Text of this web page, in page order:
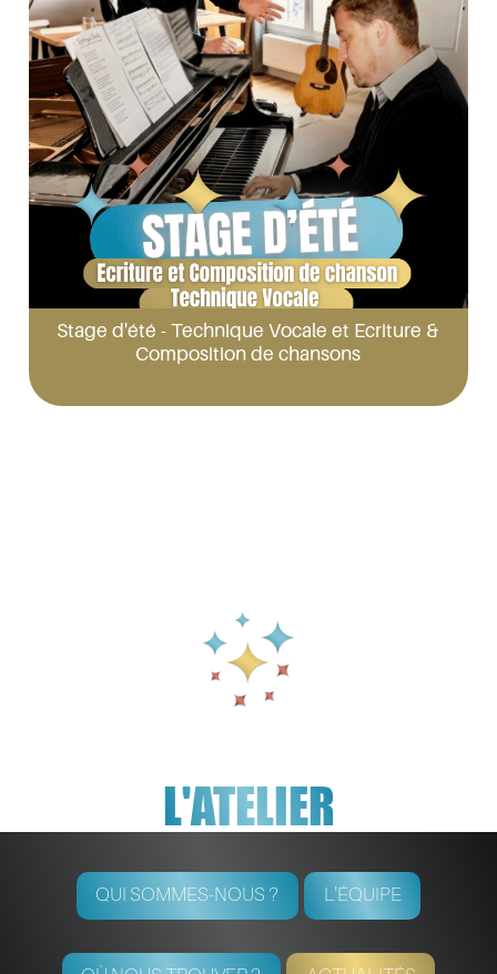
Stage d'été - Technique Vocale et Ecriture &
Composition de chansons
L'ATELIER
QUI SOMMES-NOUS ? L'ÉQUIPE